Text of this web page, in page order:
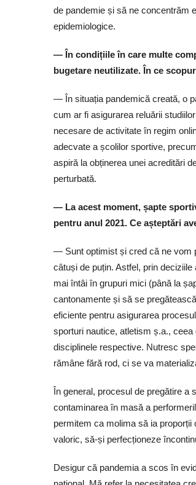
de pandemie și să ne concentrăm
epidemiologice.
— În condițiile în care multe
bugetare neutilizate. În ce
— În situația pandemică creată, o
cum ar fi asigurarea reluării
necesare de activitate în regim
adecvate a școlilor sportive,
aspiră la obținerea unei acreditări
perturbată.
— La acest moment, șapte
pentru anul 2021. Ce așteptări
— Sunt optimist și cred că ne vom
câtuși de puțin. Astfel, prin
mai întâi în grupuri mici (până la
cantonamente și să se
eficiente pentru asigurarea
sporturi nautice, atletism ș.a.,
disciplinele respective. Nutresc
rămâne fără rod, ci se va
În general, procesul de pregătire a
contaminarea în masă a
permitem ca molima să ia
valoric, să-și perfecționeze
Desigur că pandemia a scos în